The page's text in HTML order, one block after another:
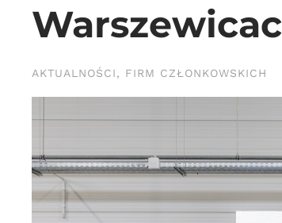
AKTUALNOŚCI, FIRM CZŁONKOWSKICH